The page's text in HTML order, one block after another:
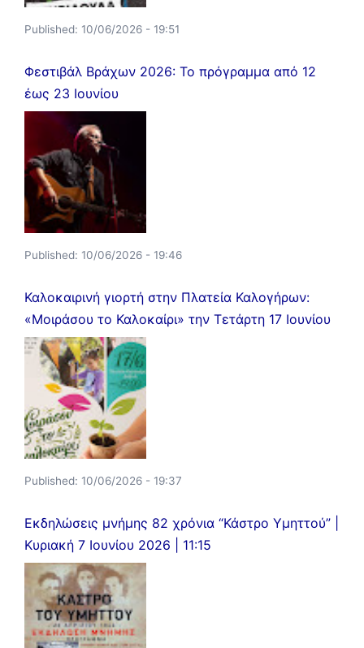
Published: 10/06/2026 - 19:51
Φεστιβάλ Βράχων 2026: Το πρόγραμμα από 12
έως 23 Ιουνίου
Published: 10/06/2026 - 19:46
Καλοκαιρινή γιορτή στην Πλατεία Καλογήρων:
«Μοιράσου το Καλοκαίρι» την Τετάρτη 17 Ιουνίου
Published: 10/06/2026 - 19:37
Εκδηλώσεις μνήμης 82 χρόνια “Κάστρο Υμηττού” |
Κυριακή 7 Ιουνίου 2026 | 11:15